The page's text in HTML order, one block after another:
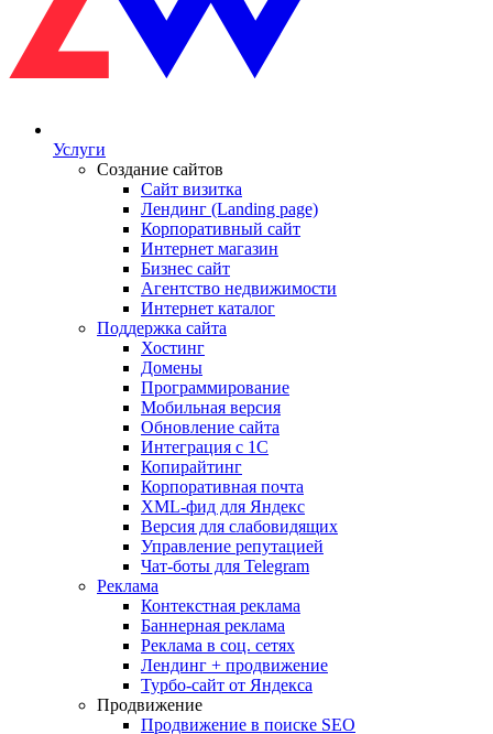
Услуги
Создание сайтов
Сайт визитка
Лендинг (Landing page)
Корпоративный сайт
Интернет магазин
Бизнес сайт
Агентство недвижимости
Интернет каталог
Поддержка сайта
Хостинг
Домены
Программирование
Мобильная версия
Обновление сайта
Интеграция с 1С
Копирайтинг
Корпоративная почта
XML-фид для Яндекс
Версия для слабовидящих
Управление репутацией
Чат-боты для Telegram
Реклама
Контекстная реклама
Баннерная реклама
Реклама в соц. сетях
Лендинг + продвижение
Турбо-сайт от Яндекса
Продвижение
Продвижение в поиске SEO